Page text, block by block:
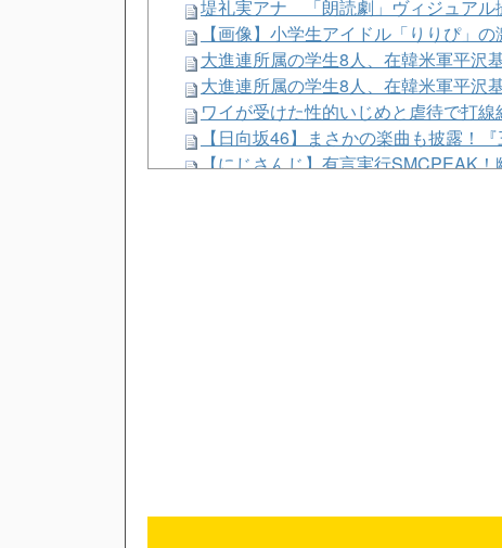
堤礼実アナ 「朗読劇」ヴィジュアル
【画像】小学生アイドル「りりぴ」
大進連所属の学生8人、在韓米軍平沢
大進連所属の学生8人、在韓米軍平沢
ワイが受けた性的いじめと虐待で打線
【日向坂46】まさかの楽曲も披露！
【にじさんじ】有言実行SMCPEAK